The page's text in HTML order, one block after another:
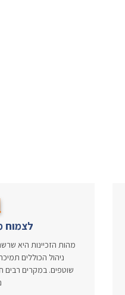
לצמוח
מהות הזכיינות היא
ניהול הכוללים
שוטפים. במקרים